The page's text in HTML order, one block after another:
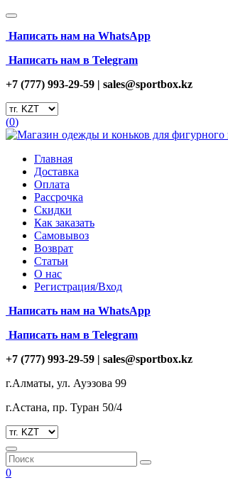
Написать нам на WhatsApp
Написать нам в Telegram
+7 (777) 993-29-59 | sales@sportbox.kz
(0)
Главная
Доставка
Оплата
Рассрочка
Скидки
Как заказать
Самовывоз
Возврат
Статьи
О нас
Регистрация/Вход
Написать нам на WhatsApp
Написать нам в Telegram
+7 (777) 993-29-59 | sales@sportbox.kz
г.Алматы, ул. Ауэзова 99
г.Астана, пр. Туран 50/4
0